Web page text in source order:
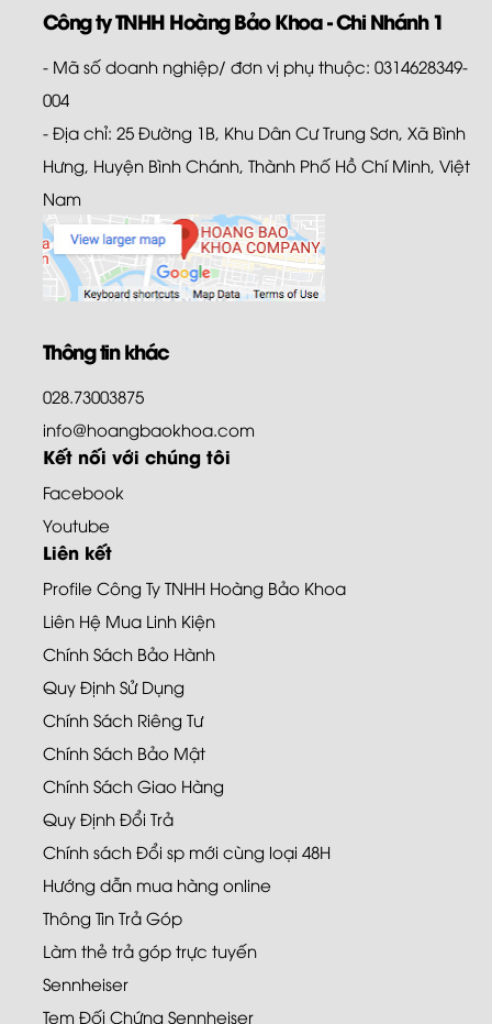
Công ty TNHH Hoàng Bảo Khoa - Chi Nhánh 1
- Mã số doanh nghiệp/ đơn vị phụ thuộc: 0314628349-
004
- Địa chỉ: 25 Đường 1B, Khu Dân Cư Trung Sơn, Xã Bình
Hưng, Huyện Bình Chánh, Thành Phố Hồ Chí Minh, Việt
Nam
Thông tin khác
028.73003875
info@hoangbaokhoa.com
Kết nối với chúng tôi
Facebook
Youtube
Liên kết
Profile Công Ty TNHH Hoàng Bảo Khoa
Liên Hệ Mua Linh Kiện
Chính Sách Bảo Hành
Quy Định Sử Dụng
Chính Sách Riêng Tư
Chính Sách Bảo Mật
Chính Sách Giao Hàng
Quy Định Đổi Trả
Chính sách Đổi sp mới cùng loại 48H
Hướng dẫn mua hàng online
Thông Tin Trả Góp
Làm thẻ trả góp trực tuyến
Sennheiser
Tem Đối Chứng Sennheiser